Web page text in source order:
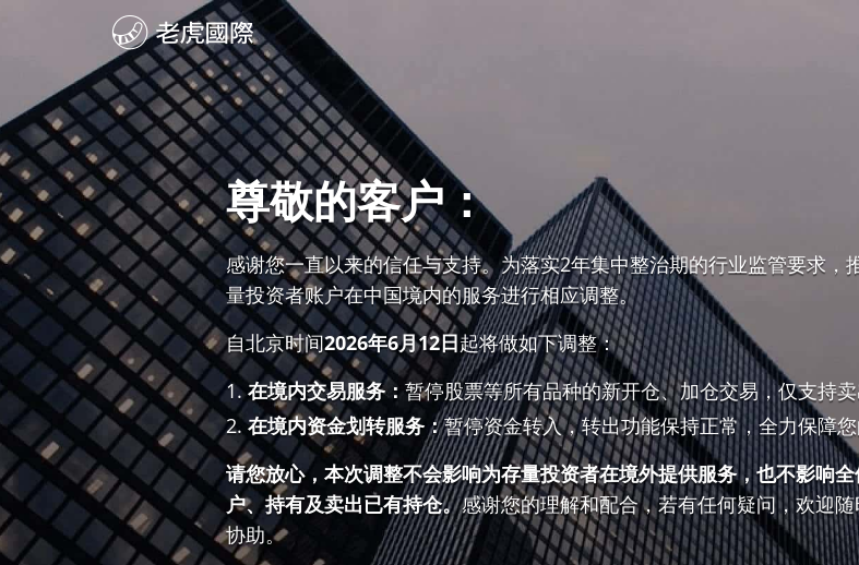
尊敬的客户：
感谢您一直以来的信任与支持。为落实2年集中整治期的行业监管要求
量投资者账户在中国境内的服务进行相应调整。
自北京时间2026年6月12日起将做如下调整：
在境内交易服务：暂停股票等所有品种的新开仓、加仓交易，仅支持卖
在境内资金划转服务：暂停资金转入，转出功能保持正常，全力保障您
请您放心，本次调整不会影响为存量投资者在境外提供服务，也不影响
户、持有及卖出已有持仓。感谢您的理解和配合，若有任何疑问，欢迎
协助。